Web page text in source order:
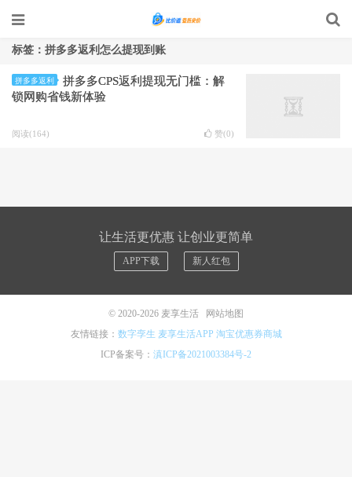
标签：拼多多返利怎么提现到账
拼多多返利
拼多多CPS返利提现无门槛：解
锁网购省钱新体验
阅读(164) 赞(0)
让生活更优惠 让创业更简单
APP下载 新人红包
© 2020-2026 麦享生活
网站地图
友情链接： 数字孪生 麦享生活APP 淘宝优惠券商城
ICP备案号： 滇ICP备2021003384号-2